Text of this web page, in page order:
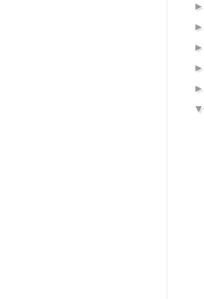
►
►
►
►
►
▼